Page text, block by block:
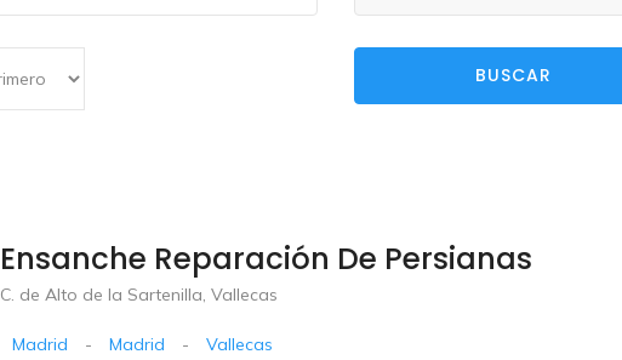
BUSCAR
Ensanche Reparación De Persianas
C. de Alto de la Sartenilla, Vallecas
Madrid - Madrid - Vallecas